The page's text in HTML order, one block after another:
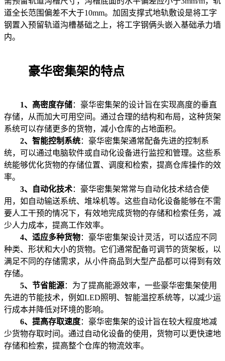
道全长范围偏差不大于10mm。加固支撑式地轨敷设是将工字
钢置入预留轨道沟槽基础之上，将工字钢俩头嵌入基础承力墙
内。
豪华密集架的特点
1、高密度存储：豪华密集架的设计旨在实现高度的垂直
存储，从而加大可用空间。通过合理的结构和布局，这种货架
系统可以存储更多的货物，减小仓库的占地面积。
2、智能控制系统：豪华密集架通常配备先进的控制系
统，可以通过电脑软件或自动化设备进行监控和管理。这些系
统能够优化货物的存储位置、调度和检索，提高仓库操作的效
率。
3、自动化技术：豪华密集架常常与自动化技术结合使
用，如自动输送系统、堆垛机等。这些自动化设备能够在不需
要人工干预的情况下，有效地完成货物的存储和检索任务，减
少人力成本，提高工作效率。
4、适应多种货物：豪华密集架设计灵活，可以适应不同
种类、形状和大小的货物。它们通常配备可调节的货架板，以
满足不同的存储需求，从小件商品到大型产品都可以得到有效
存储。
5、节省能源：为了提高能源效率，一些豪华密集架使用
先进的节能技术，例如LED照明、智能温控系统等，以减少运
行成本并降低对环境的影响。
6、提高存取速度：豪华密集架的设计旨在较大程度地减
少货物存取时间。通过自动化设备的使用，货物可以更快速地
存储和检索，提高整个仓库的物流效率。